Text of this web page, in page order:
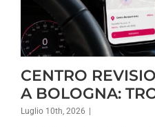
CENTRO
A BOLOGNA:
Luglio 10th, 2026